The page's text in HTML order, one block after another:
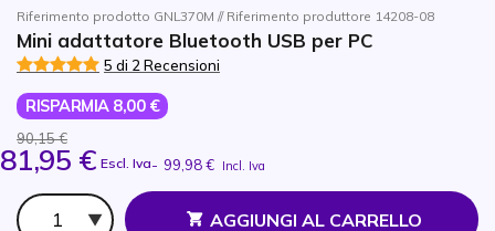
Riferimento prodotto GNL370M // Riferimento produttore 14208-08
Mini adattatore Bluetooth USB per PC
5 di 2 Recensioni
RISPARMIA 8,00 €
90,15 €
81,95 € Escl. Iva- 99,98 € Incl. Iva
Qtà
AGGIUNGI AL CARRELLO